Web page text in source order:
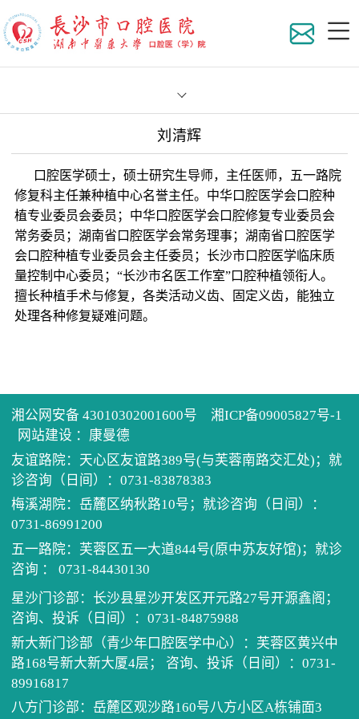
组织
地理
医院
先进
医院
预约
坐诊
招采
科室
专家
医院
医患
健康
学术
科教
口腔
单病
住院
公示
医保
党建
清廉
刘清辉
口腔医学硕士，硕士研究生导师，主任医师，五一路院
修复科主任兼种植中心名誉主任。中华口腔医学会口腔种
植专业委员会委员；中华口腔医学会口腔修复专业委员会
常务委员；湖南省口腔医学会常务理事；湖南省口腔医学
会口腔种植专业委员会主任委员；长沙市口腔医学临床质
量控制中心委员；“长沙市名医工作室”口腔种植领衔人。
擅长种植手术与修复，各类活动义齿、固定义齿，能独立
处理各种修复疑难问题。
湘公网安备 43010302001600号
湘ICP备09005827号-1
网站建设 ： 康曼德
友谊路院：天心区友谊路389号(与芙蓉南路交汇处)；就
诊咨询（日间）：0731-83878383
梅溪湖院：岳麓区纳秋路10号；就诊咨询（日间）：
0731-86991200
五一路院：芙蓉区五一大道844号(原中苏友好馆)；就诊
咨询 ： 0731-84430130
星沙门诊部：长沙县星沙开发区开元路27号开源鑫阁；
咨询、投诉（日间）：0731-84875988
新大新门诊部（青少年口腔医学中心）：芙蓉区黄兴中
路168号新大新大厦4层； 咨询、投诉（日间）：0731-
89916817
八方门诊部：岳麓区观沙路160号八方小区A栋铺面3